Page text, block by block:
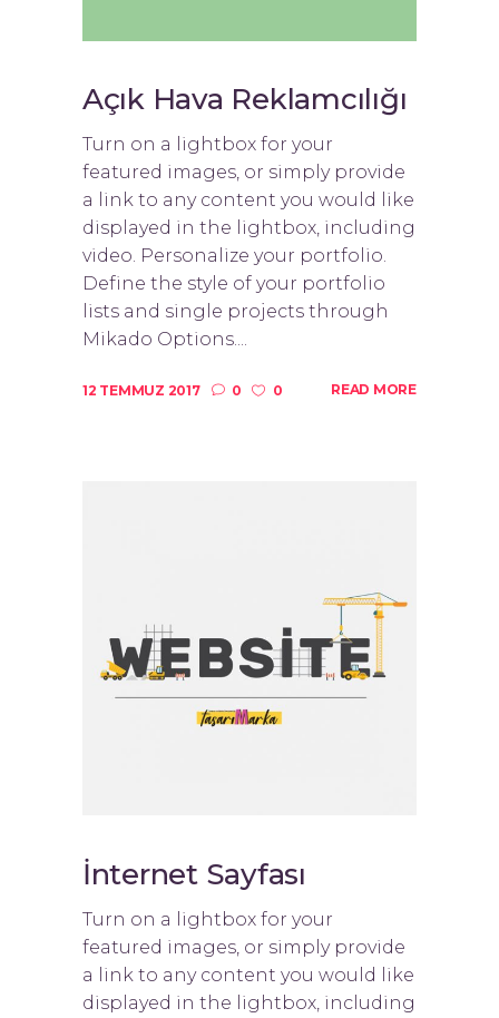
Açık Hava Reklamcılığı
Turn on a lightbox for your
featured images, or simply provide
a link to any content you would like
displayed in the lightbox, including
video. Personalize your portfolio.
Define the style of your portfolio
lists and single projects through
Mikado Options....
12 TEMMUZ 2017 0 0 READ MORE
İnternet Sayfası
Turn on a lightbox for your
featured images, or simply provide
a link to any content you would like
displayed in the lightbox, including